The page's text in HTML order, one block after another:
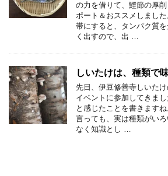
の力を借りて、鰹節の厚
ポート＆おススメしまし
帯にすると、タンパク質
く出すので、出 …
しいたけは、種類で
先日、伊豆修善寺しいた
イベントに参加してきま
と感じたことを書きます
言っても、実は種類がい
なく知識とし …